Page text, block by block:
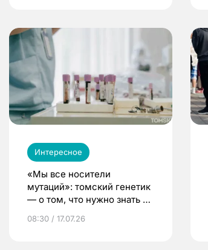
Интересное
«Мы все носители
мутаций»: томский генетик
— о том, что нужно знать до
08:30 / 17.07.26